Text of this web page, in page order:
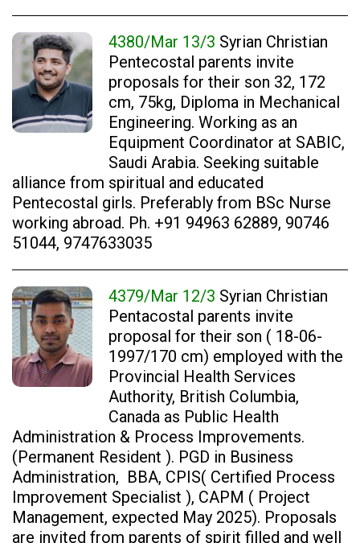
4380/Mar 13/3 Syrian Christian
Pentecostal parents invite
proposals for their son 32, 172
cm, 75kg, Diploma in Mechanical
Engineering. Working as an
Equipment Coordinator at SABIC,
Saudi Arabia. Seeking suitable
alliance from spiritual and educated
Pentecostal girls. Preferably from BSc Nurse
working abroad. Ph. +91 94963 62889, 90746
51044, 9747633035
4379/Mar 12/3 Syrian Christian
Pentacostal parents invite
proposal for their son ( 18-06-
1997/170 cm) employed with the
Provincial Health Services
Authority, British Columbia,
Canada as Public Health
Administration & Process Improvements.
(Permanent Resident ). PGD in Business
Administration, BBA, CPIS( Certified Process
Improvement Specialist ), CAPM ( Project
Management, expected May 2025). Proposals
are invited from parents of spirit filled and well